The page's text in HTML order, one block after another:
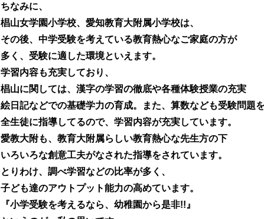
ちなみに、
椙山女学園小学校、愛知教育大附属小学校は、
その後、中学受験を考えている教育熱心なご家庭の方が
多く、受験に適した環境といえます。
学習内容も充実しており、
椙山に関しては、漢字の学習の徹底や各種体験授業の充実
絵日記などでの基礎学力の育成。また、算数なども受験問題を
全生徒に指導してるので、学習内容が充実しています。
愛教大附も、教育大附属らしい教育熱心な先生方の下
いろいろな創意工夫がなされた指導をされています。
とりわけ、調べ学習などの比率が多く、
子ども達のアウトプット能力の高めています。
『小学受験を考えるなら、幼稚園から是非!!』